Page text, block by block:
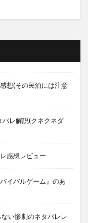
想(その民泊には注意
レ解説(クネクネダ
感想レビュー
イバルゲーム』のあ
ない惨劇のネタバレレ